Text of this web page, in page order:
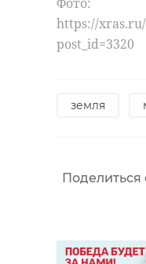
https://
post_id=3320
земля
Поделиться